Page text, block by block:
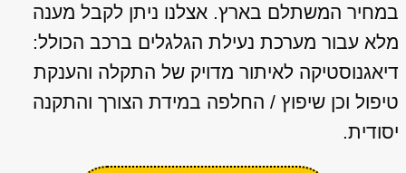
במחיר המשתלם בארץ. אצלנו ניתן לקבל מענה
מלא עבור מערכת נעילת הגלגלים ברכב הכולל:
דיאגנוסטיקה לאיתור מדויק של התקלה והענקת
טיפול וכן שיפוץ / החלפה במידת הצורך והתקנה
יסודית.